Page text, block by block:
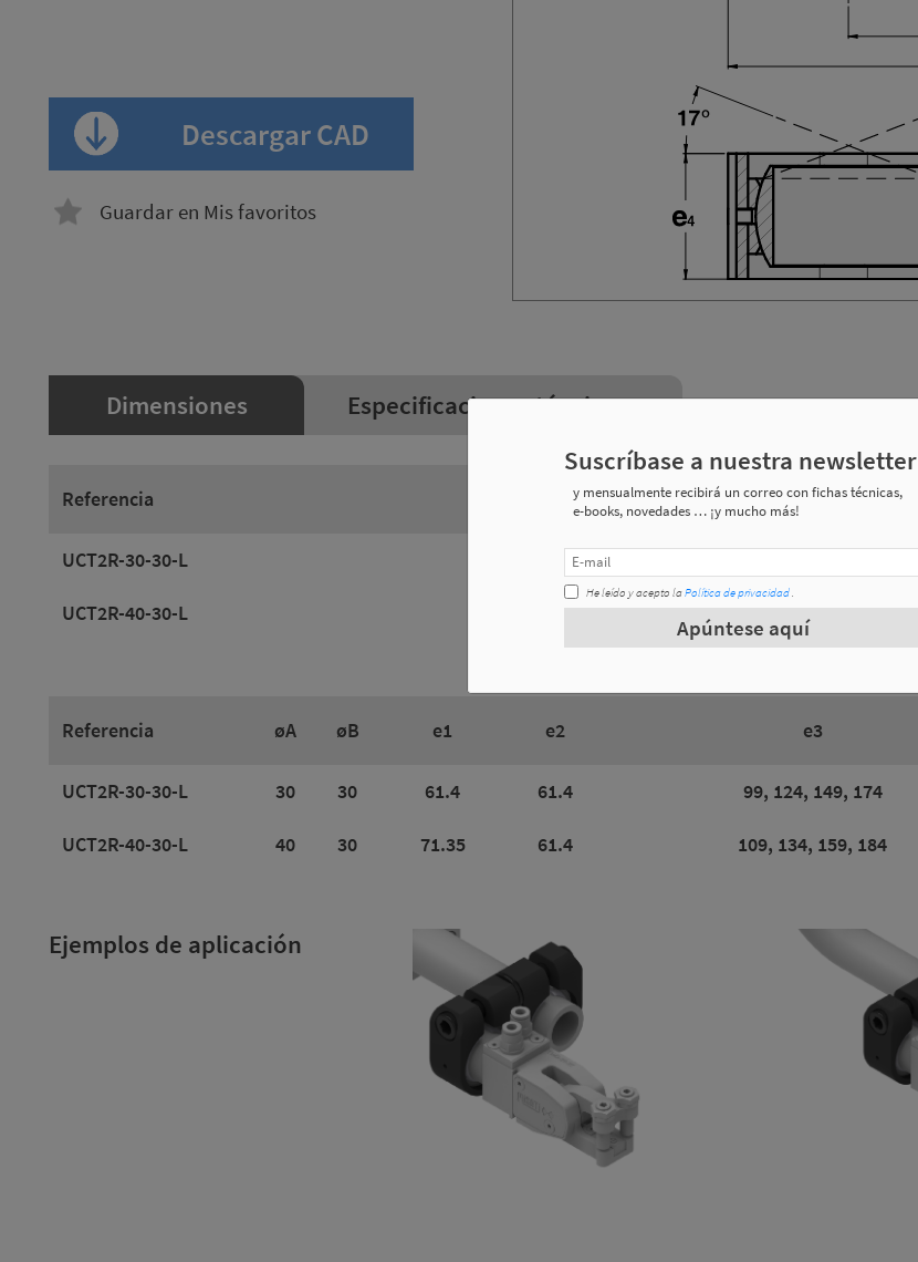
Descargar CAD
Guardar en Mis favoritos
Dimensiones Especificaciones técnicas
Referencia Peso
UCT2R-30-30-L
UCT2R-40-30-L 0.172 a 0.250 Kg
Referencia øA øB e1 e2 e3
UCT2R-30-30-L 30 30 61.4 61.4 99, 124, 149, 174
UCT2R-40-30-L 40 30 71.35 61.4 109, 134, 159, 184
Ejemplos de aplicación
Suscríbase a nuestra newsletter
y mensualmente recibirá un correo con fichas técnicas,
e-books, novedades … ¡y mucho más!
He leído y acepto laPolítica de privacidad.
Apúntese aquí